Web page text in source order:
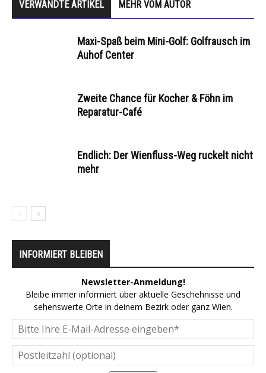
VERWANDTE ARTIKEL MEHR VOM AUTOR
Maxi-Spaß beim Mini-Golf: Golfrausch im
Auhof Center
Zweite Chance für Kocher & Föhn im
Reparatur-Café
Endlich: Der Wienfluss-Weg ruckelt nicht
mehr
INFORMIERT BLEIBEN
Newsletter-Anmeldung!
Bleibe immer informiert über aktuelle Geschehnisse und
sehenswerte Orte in deinem Bezirk oder ganz Wien.